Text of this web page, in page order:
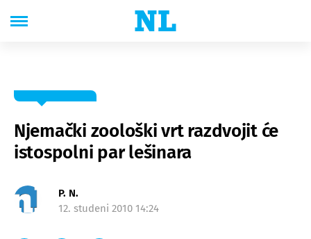
Njemački zoološki vrt razdvojit će
istospolni par lešinara
P. N.
12. studeni 2010 14:24